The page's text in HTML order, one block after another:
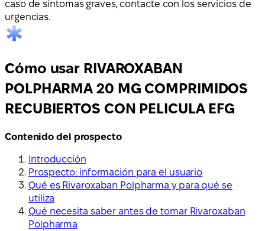
caso de síntomas graves, contacte con los servicios de
urgencias.
Cómo usar RIVAROXABAN
POLPHARMA 20 MG COMPRIMIDOS
RECUBIERTOS CON PELICULA EFG
Contenido del prospecto
Introducción
Prospecto: información para el usuario
Qué es Rivaroxaban Polpharma y para qué se
utiliza
Qué necesita saber antes de tomar Rivaroxaban
Polpharma